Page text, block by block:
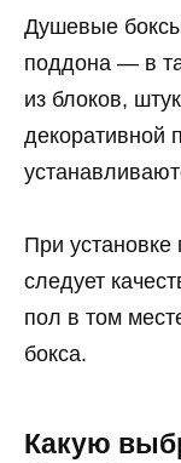
Душевые
поддона — в
из блоков,
декоративной
При установке
следует
пол в том
бокса.
Какую